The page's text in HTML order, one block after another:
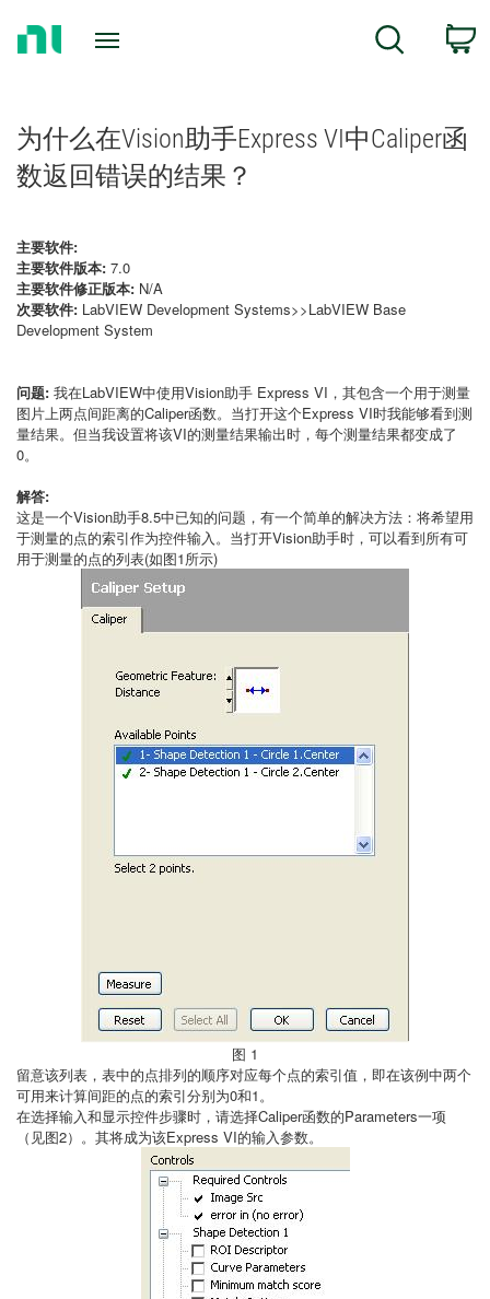
Search
为什么在Vision助手Express VI中Caliper函
数返回错误的结果？
主要软件:
主要软件版本: 7.0
主要软件修正版本: N/A
次要软件: LabVIEW Development Systems>>LabVIEW Base
Development System
问题: 我在LabVIEW中使用Vision助手 Express VI，其包含一个用于测量
图片上两点间距离的Caliper函数。当打开这个Express VI时我能够看到测
量结果。但当我设置将该VI的测量结果输出时，每个测量结果都变成了
0。
解答:
这是一个Vision助手8.5中已知的问题，有一个简单的解决方法：将希望用
于测量的点的索引作为控件输入。当打开Vision助手时，可以看到所有可
用于测量的点的列表(如图1所示)
图 1
留意该列表，表中的点排列的顺序对应每个点的索引值，即在该例中两个
可用来计算间距的点的索引分别为0和1。
在选择输入和显示控件步骤时，请选择Caliper函数的Parameters一项
（见图2）。其将成为该Express VI的输入参数。